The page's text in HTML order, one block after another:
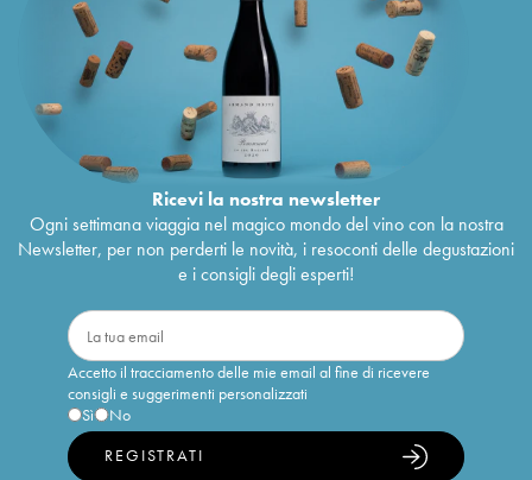
Ricevi la nostra newsletter
Ogni settimana viaggia nel magico mondo del vino con la nostra
Newsletter, per non perderti le novità, i resoconti delle degustazioni
e i consigli degli esperti!
Accetto il tracciamento delle mie email al fine di ricevere
consigli e suggerimenti personalizzati
Sì
No
REGISTRATI